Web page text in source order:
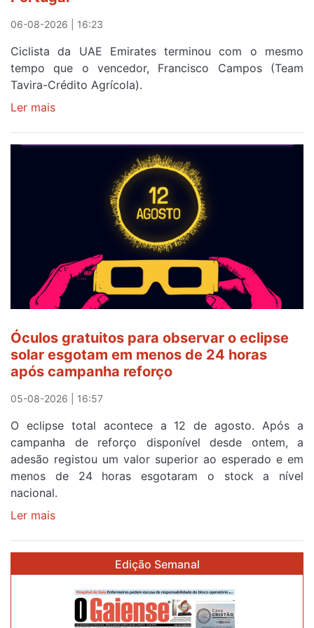
Portugal
06-08-2026 | 16:23
Ciclista da UAE Emirates terminou com o mesmo
tempo que o vencedor, Francisco Campos (Team
Tavira-Crédito Agrícola).
Ler mais
ser
o
quarto
a
a
meta
em
Sintra
primeira
etapa
da
87ª
Volta
Óculos gratuitos para observar o eclipse
solar esgotam em menos de 24 horas
após campanha reforço
05-08-2026 | 16:57
O eclipse total acontece a 12 de agosto. Após a
campanha de reforço disponível desde ontem, a
adesão registou um valor superior ao esperado e em
menos de 24 horas esgotaram o stock a nível
nacional.
Ler mais
eclipse
Edição Semanal